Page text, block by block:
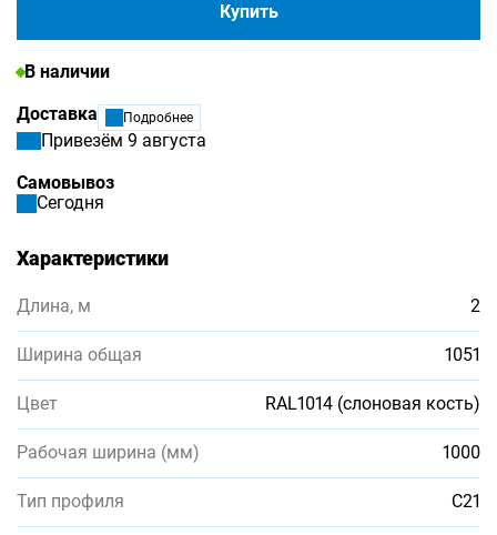
Купить
В наличии
Доставка
Подробнее
Привезём 9 августа
Самовывоз
Сегодня
Характеристики
Длина, м 2
Ширина общая 1051
Цвет RAL1014 (слоновая кость)
Рабочая ширина (мм) 1000
Тип профиля С21